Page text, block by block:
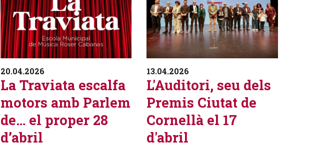
20.04.2026
La Traviata escalfa
motors amb Parlem
de… el proper 28
d’abril
13.04.2026
L'Auditori, seu dels
Premis Ciutat de
Cornellà el 17
d'abril